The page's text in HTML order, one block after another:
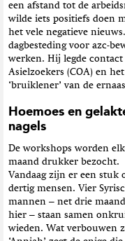
een afstand tot de
wilde iets positiefs doen
het vele negatieve
dagbesteding voor azc-
werken. Hij legde
Asielzoekers (COA) en
‘bruiklener’ van de
Hoemoes en
nagels
De workshops worden
maand drukker bezocht.
Vandaag zijn er een stuk
dertig mensen. Vier
mannen – net drie
hier – staan samen
wieden. Wat verbouwen